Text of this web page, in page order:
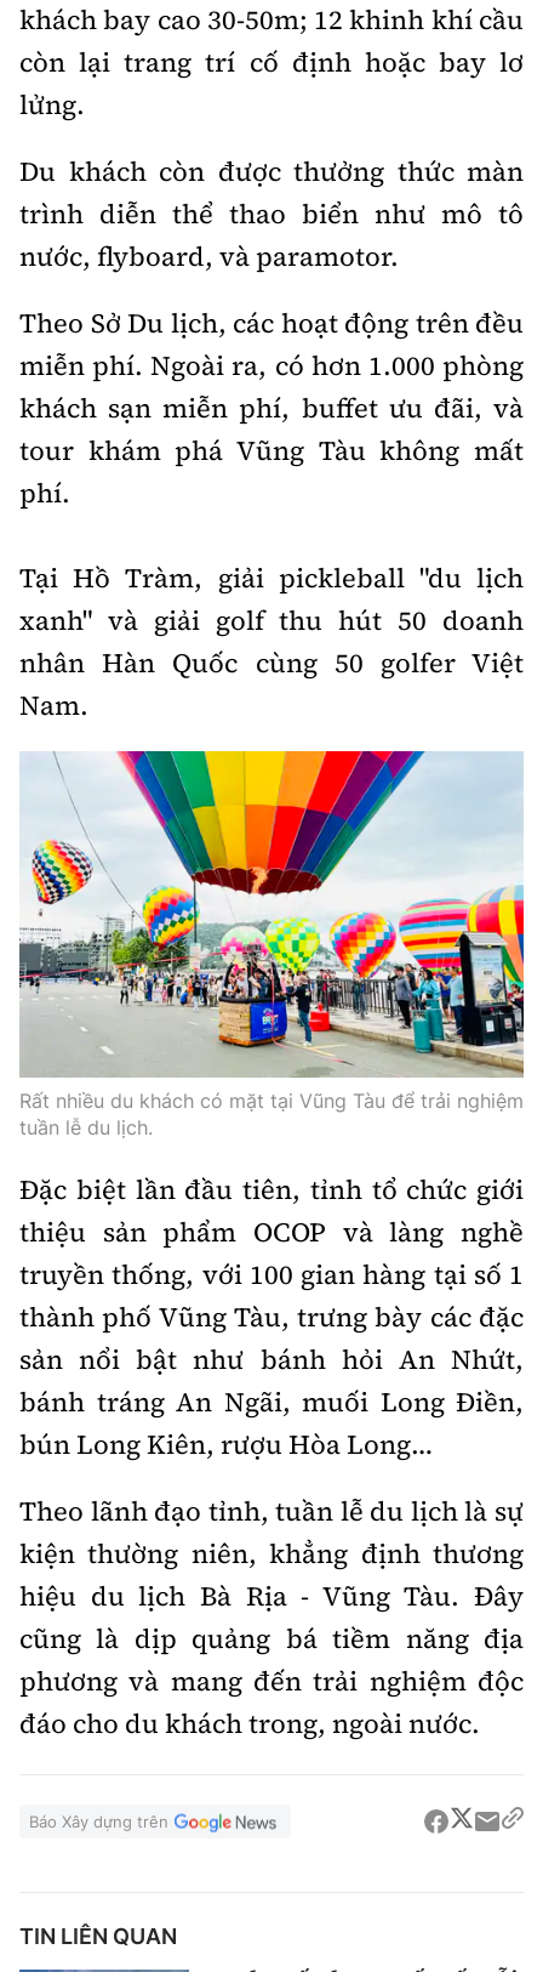
Email: bandoc@baoxaydung.vn
Cấm sao chép dưới mọi hình thức nếu không có sự
chấp thuận bằng văn bản.
Thông tin tòa
soạn
khách bay cao 30-50m; 12 khinh khí cầu
còn lại trang trí cố định hoặc bay lơ
lửng.
Du khách còn được thưởng thức màn
trình diễn thể thao biển như mô tô
nước, flyboard, và paramotor.
Theo Sở Du lịch, các hoạt động trên đều
miễn phí. Ngoài ra, có hơn 1.000 phòng
khách sạn miễn phí, buffet ưu đãi, và
tour khám phá Vũng Tàu không mất
phí.
Tại Hồ Tràm, giải pickleball "du lịch
xanh" và giải golf thu hút 50 doanh
nhân Hàn Quốc cùng 50 golfer Việt
Nam.
Rất nhiều du khách có mặt tại Vũng Tàu để trải nghiệm
tuần lễ du lịch.
Đặc biệt lần đầu tiên, tỉnh tổ chức giới
thiệu sản phẩm OCOP và làng nghề
truyền thống, với 100 gian hàng tại số 1
thành phố Vũng Tàu, trưng bày các đặc
sản nổi bật như bánh hỏi An Nhứt,
bánh tráng An Ngãi, muối Long Điền,
bún Long Kiên, rượu Hòa Long…
Theo lãnh đạo tỉnh, tuần lễ du lịch là sự
kiện thường niên, khẳng định thương
hiệu du lịch Bà Rịa - Vũng Tàu. Đây
cũng là dịp quảng bá tiềm năng địa
phương và mang đến trải nghiệm độc
đáo cho du khách trong, ngoài nước.
Báo Xây dựng trên
TIN LIÊN QUAN